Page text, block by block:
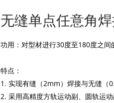
无缝单点任意角
功用：对型材进行30度至180度之间
特点：
1. 实现有缝（2mm）焊接与无缝（
2. 采用高精度方轨运动副、圆轨运